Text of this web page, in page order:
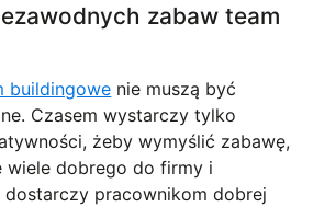
zabaw team
buildingowe nie muszą być
Czasem wystarczy tylko
żeby wymyślić zabawę,
wiele dobrego do firmy i
dostarczy pracownikom dobrej